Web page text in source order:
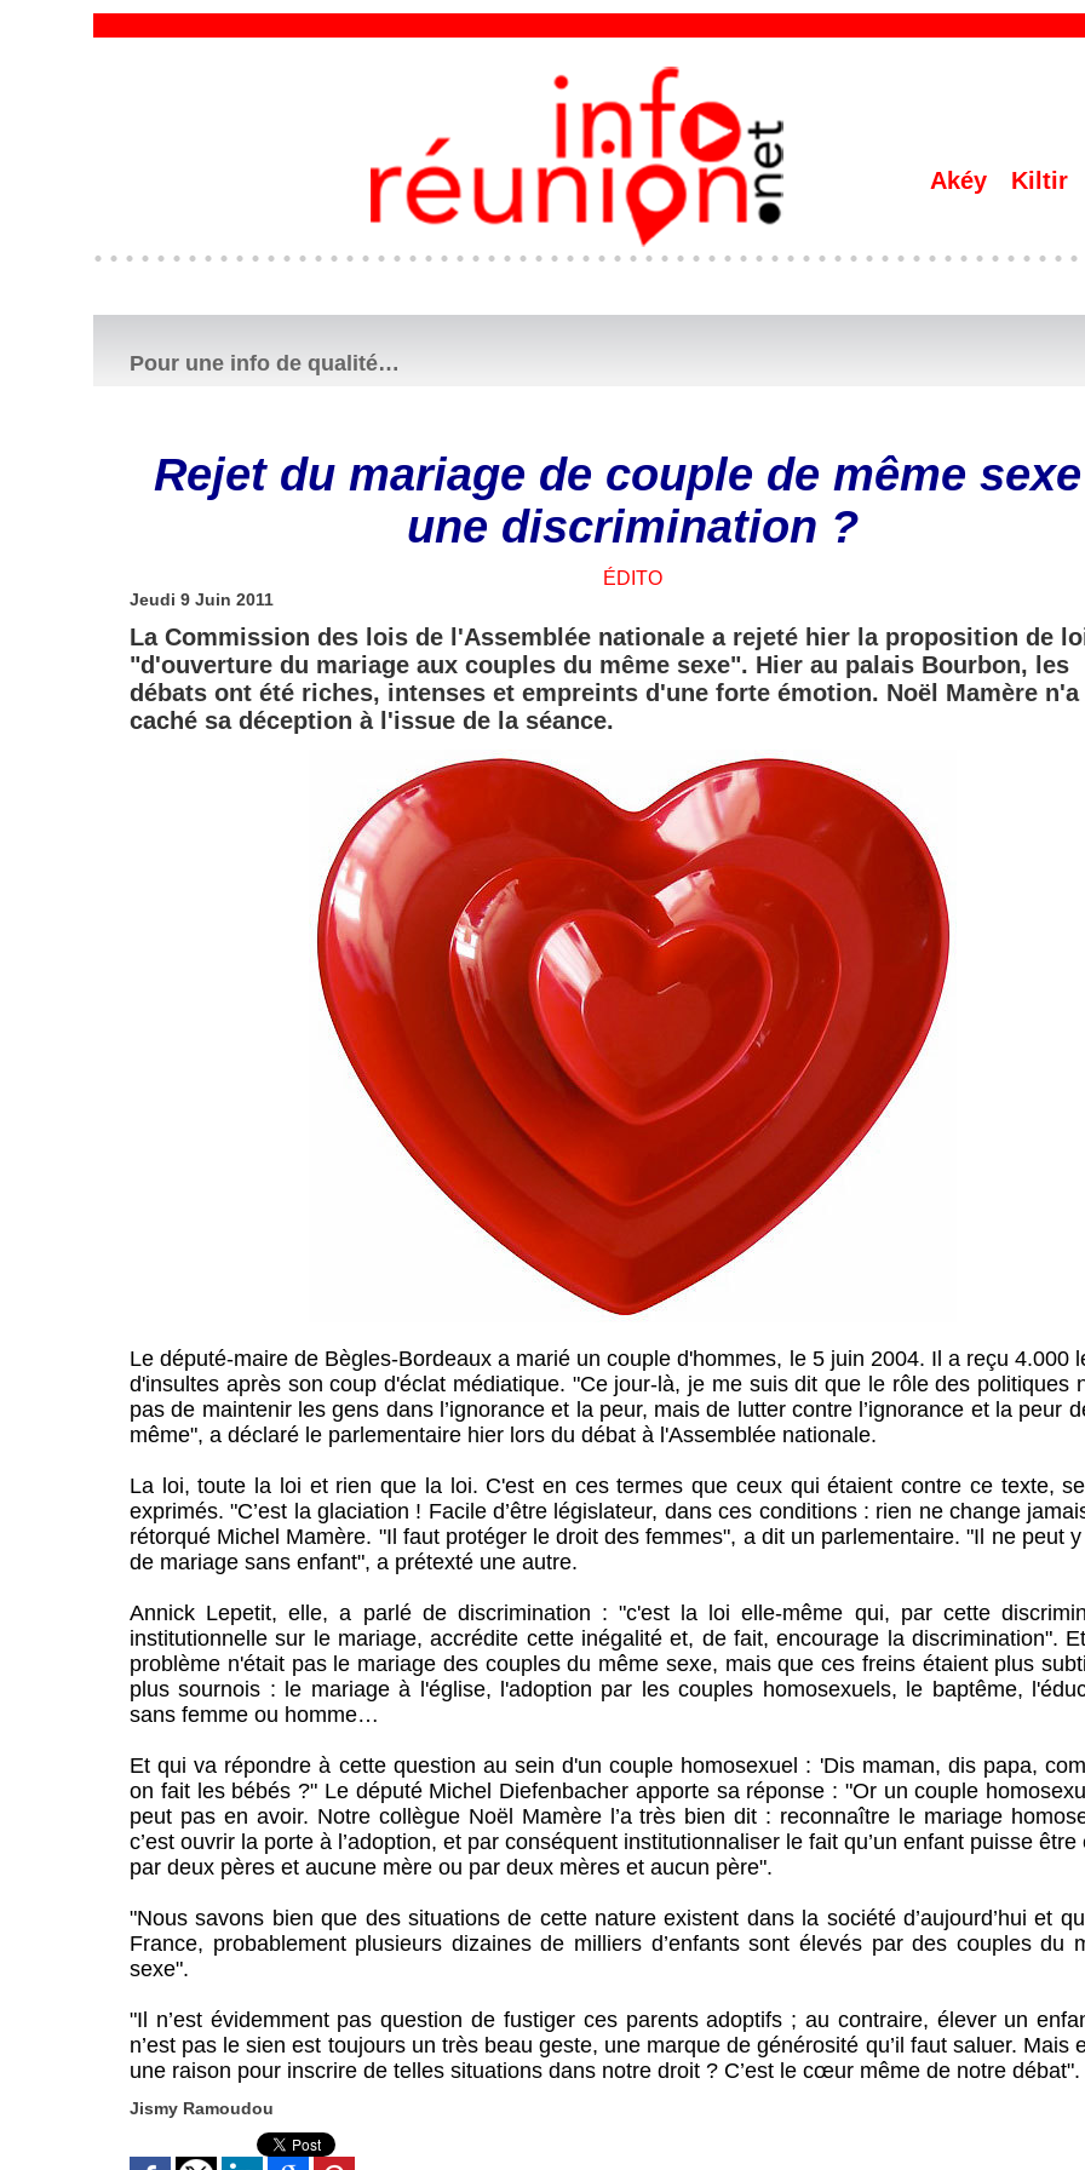
Akéy Kiltir
Pour une info de qualité…
Rejet du mariage de couple de même
une discrimination ?
ÉDITO
Jeudi 9 Juin 2011
La Commission des lois de l'Assemblée nationale a rejeté hier la proposition de
"d'ouverture du mariage aux couples du même sexe". Hier au palais Bourbon, les
débats ont été riches, intenses et empreints d'une forte émotion. Noël Mamère n'a
caché sa déception à l'issue de la séance.
Le député-maire de Bègles-Bordeaux a marié un couple d'hommes, le 5 juin 2004. Il a reçu 4.000
d'insultes après son coup d'éclat médiatique. "Ce jour-là, je me suis dit que le rôle des politiques
pas de maintenir les gens dans l’ignorance et la peur, mais de lutter contre l’ignorance et la peur
même", a déclaré le parlementaire hier lors du débat à l'Assemblée nationale.
La loi, toute la loi et rien que la loi. C'est en ces termes que ceux qui étaient contre ce texte,
exprimés. "C’est la glaciation ! Facile d’être législateur, dans ces conditions : rien ne change
rétorqué Michel Mamère. "Il faut protéger le droit des femmes", a dit un parlementaire. "Il ne peut
de mariage sans enfant", a prétexté une autre.
Annick Lepetit, elle, a parlé de discrimination : "c'est la loi elle-même qui, par cette
institutionnelle sur le mariage, accrédite cette inégalité et, de fait, encourage la discrimination".
problème n'était pas le mariage des couples du même sexe, mais que ces freins étaient plus
plus sournois : le mariage à l'église, l'adoption par les couples homosexuels, le baptême,
sans femme ou homme…
Et qui va répondre à cette question au sein d'un couple homosexuel : 'Dis maman, dis papa,
on fait les bébés ?" Le député Michel Diefenbacher apporte sa réponse : "Or un couple
peut pas en avoir. Notre collègue Noël Mamère l’a très bien dit : reconnaître le mariage
c’est ouvrir la porte à l’adoption, et par conséquent institutionnaliser le fait qu’un enfant puisse être
par deux pères et aucune mère ou par deux mères et aucun père".
"Nous savons bien que des situations de cette nature existent dans la société d’aujourd’hui et
France, probablement plusieurs dizaines de milliers d’enfants sont élevés par des couples du
sexe".
"Il n’est évidemment pas question de fustiger ces parents adoptifs ; au contraire, élever un
n’est pas le sien est toujours un très beau geste, une marque de générosité qu’il faut saluer. Mais
une raison pour inscrire de telles situations dans notre droit ? C’est le cœur même de notre débat".
Jismy Ramoudou